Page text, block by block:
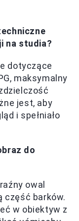
na studia?
dotyczące
maksymalny
jest, aby
i spełniało
do
owal
część barków.
w obiektyw z